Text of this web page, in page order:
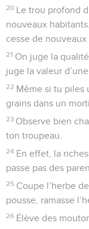
20 Le trou profond
nouveaux
cesse de nouveaux
21 On juge la
juge la valeur
22 Même si tu piles
grains dans un
23 Observe bien
ton troupeau.
24 En effet, la
passe pas des
25 Coupe l’herbe
pousse, ramasse
26 Élève des